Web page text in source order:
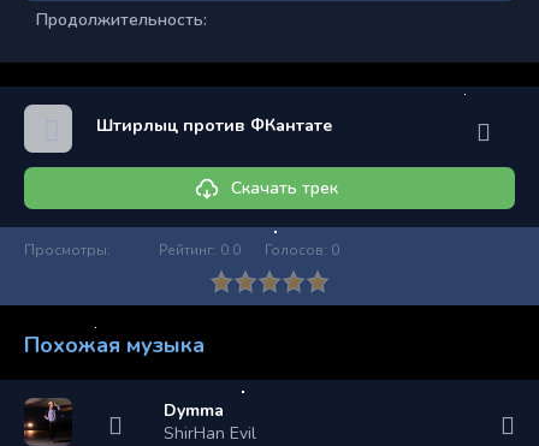
Продолжительность:
Штирлыц против ФКантате
Скачать трек
Просмотры: Рейтинг: 0.0 Голосов: 0
Похожая музыка
Dymma
ShirHan Evil